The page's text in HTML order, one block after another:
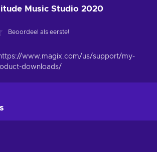
Music Studio 2020
Beoordeel als eerste!
www.magix.com/us/support/my-
downloads/